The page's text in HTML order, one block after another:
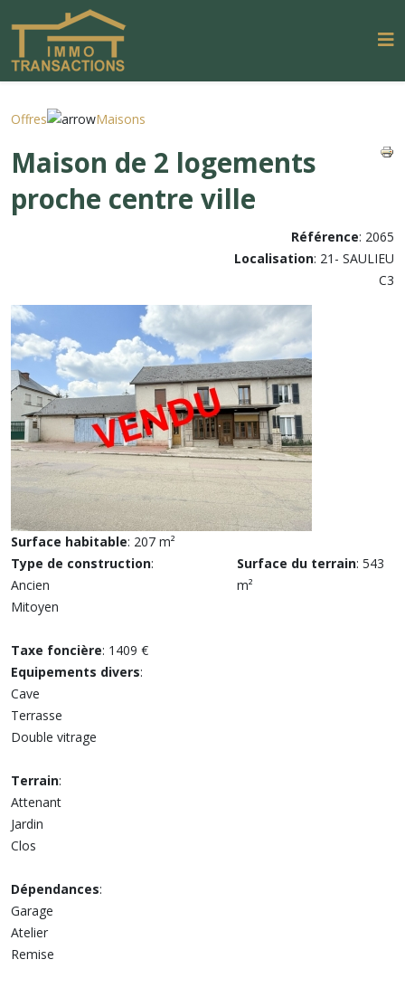
Offres Maisons
Maison de 2 logements
proche centre ville
Référence: 2065
Localisation: 21- SAULIEU
C3
Surface habitable: 207 m²
Type de construction:
Ancien
Mitoyen
Taxe foncière: 1409 €
Equipements divers:
Cave
Terrasse
Double vitrage
Surface du terrain: 543
m²
Terrain:
Attenant
Jardin
Clos
Dépendances:
Garage
Atelier
Remise